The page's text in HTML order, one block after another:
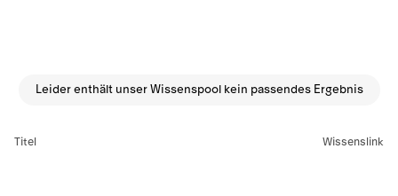
Leider enthält unser Wissenspool kein passendes Ergebnis
Titel Wissenslink